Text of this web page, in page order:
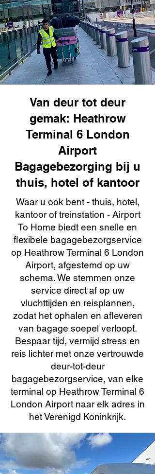
Van deur tot deur
gemak: Heathrow
Terminal 6 London
Airport
Bagagebezorging bij u
thuis, hotel of kantoor
Waar u ook bent - thuis, hotel,
kantoor of treinstation - Airport
To Home biedt een snelle en
flexibele bagagebezorgservice
op Heathrow Terminal 6 London
Airport, afgestemd op uw
schema. We stemmen onze
service direct af op uw
vluchttijden en reisplannen,
zodat het ophalen en afleveren
van bagage soepel verloopt.
Bespaar tijd, vermijd stress en
reis lichter met onze vertrouwde
deur-tot-deur
bagagebezorgservice, van elke
terminal op Heathrow Terminal 6
London Airport naar elk adres in
het Verenigd Koninkrijk.